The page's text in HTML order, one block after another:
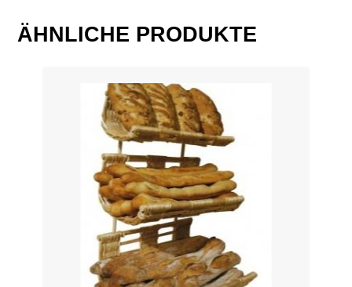
ÄHNLICHE PRODUKTE
ZUM ANGEBOT HINZUFÜGEN